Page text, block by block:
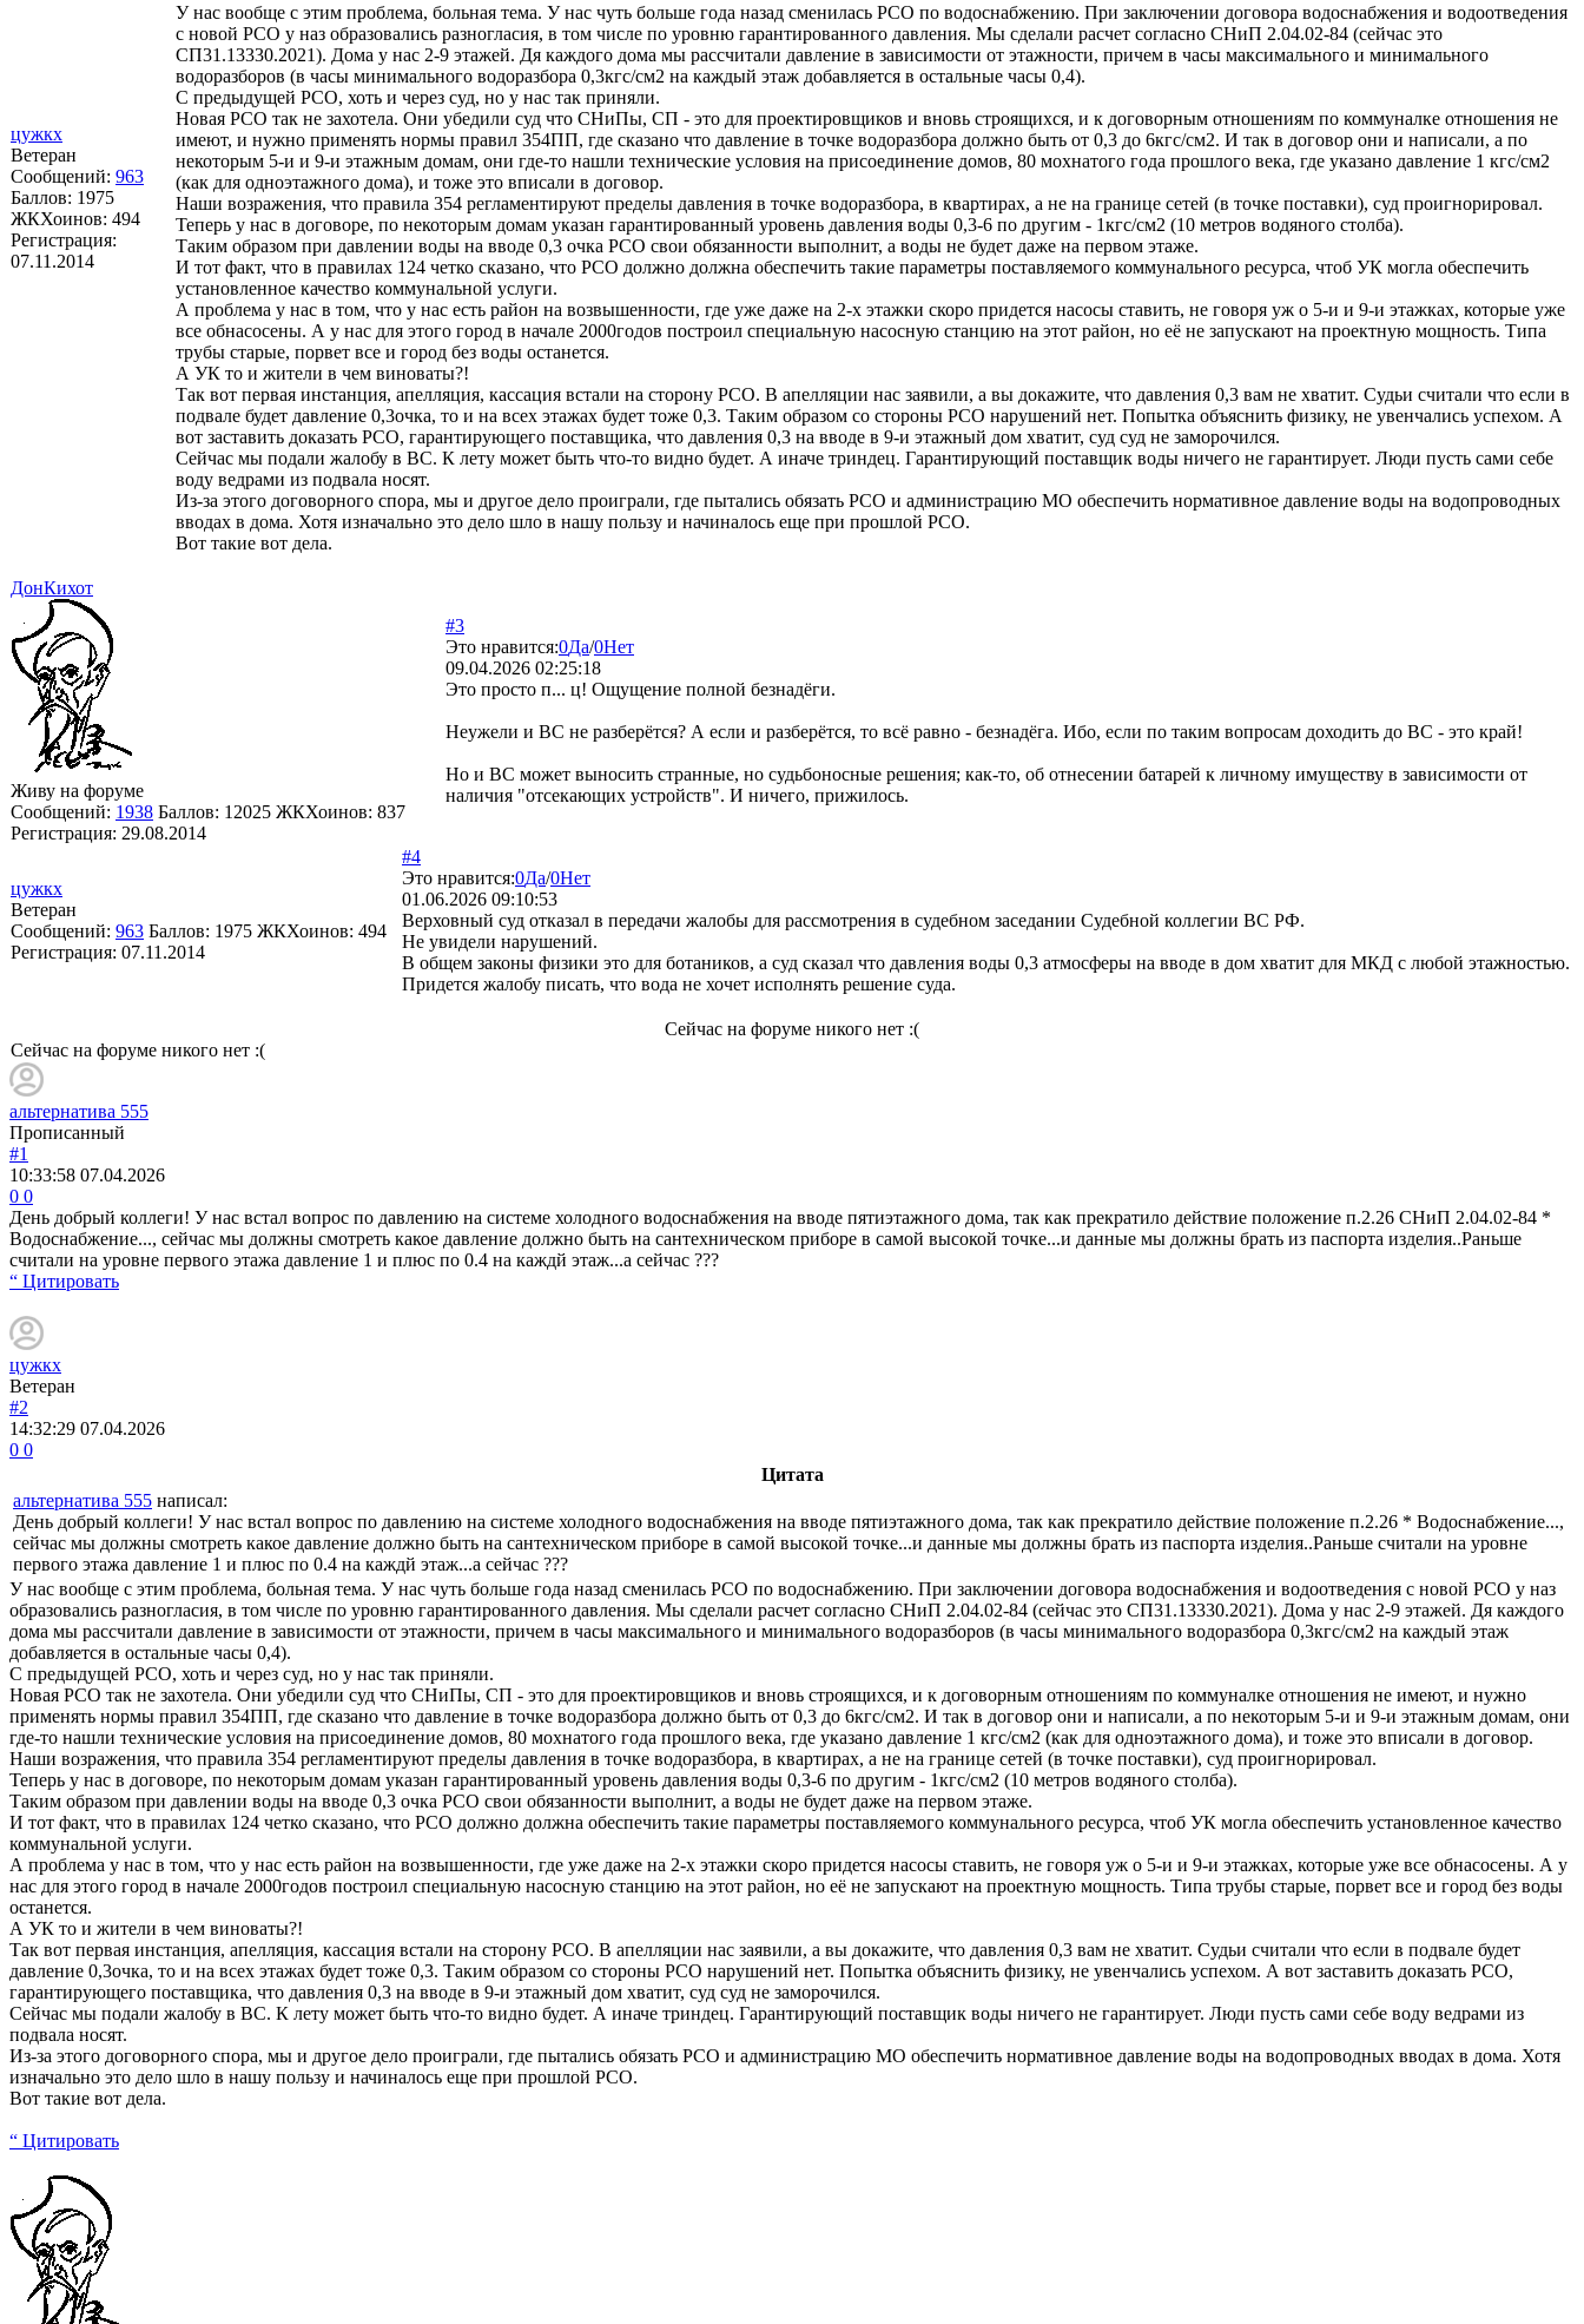
цужкх
Ветеран
Сообщений: 963
Баллов: 1975
ЖКХоинов: 494
Регистрация:
07.11.2014
У нас вообще с этим проблема, больная тема. У нас чуть больше года назад сменилась РСО по водоснабжению. При заключении договора водоснабжения и водоотведения
с новой РСО у наз образовались разногласия, в том числе по уровню гарантированного давления. Мы сделали расчет согласно СНиП 2.04.02-84 (сейчас это
СП31.13330.2021). Дома у нас 2-9 этажей. Дя каждого дома мы рассчитали давление в зависимости от этажности, причем в часы максимального и минимального
водоразборов (в часы минимального водоразбора 0,3кгс/см2 на каждый этаж добавляется в остальные часы 0,4).
С предыдущей РСО, хоть и через суд, но у нас так приняли.
Новая РСО так не захотела. Они убедили суд что СНиПы, СП - это для проектировщиков и вновь строящихся, и к договорным отношениям по коммуналке отношения не
имеют, и нужно применять нормы правил 354ПП, где сказано что давление в точке водоразбора должно быть от 0,3 до 6кгс/см2. И так в договор они и написали, а по
некоторым 5-и и 9-и этажным домам, они где-то нашли технические условия на присоединение домов, 80 мохнатого года прошлого века, где указано давление 1 кгс/см2
(как для одноэтажного дома), и тоже это вписали в договор.
Наши возражения, что правила 354 регламентируют пределы давления в точке водоразбора, в квартирах, а не на границе сетей (в точке поставки), суд проигнорировал.
Теперь у нас в договоре, по некоторым домам указан гарантированный уровень давления воды 0,3-6 по другим - 1кгс/см2 (10 метров водяного столба).
Таким образом при давлении воды на вводе 0,3 очка РСО свои обязанности выполнит, а воды не будет даже на первом этаже.
И тот факт, что в правилах 124 четко сказано, что РСО должно должна обеспечить такие параметры поставляемого коммунального ресурса, чтоб УК могла обеспечить
установленное качество коммунальной услуги.
А проблема у нас в том, что у нас есть район на возвышенности, где уже даже на 2-х этажки скоро придется насосы ставить, не говоря уж о 5-и и 9-и этажках, которые уже
все обнасосены. А у нас для этого город в начале 2000годов построил специальную насосную станцию на этот район, но её не запускают на проектную мощность. Типа
трубы старые, порвет все и город без воды останется.
А УК то и жители в чем виноваты?!
Так вот первая инстанция, апелляция, кассация встали на сторону РСО. В апелляции нас заявили, а вы докажите, что давления 0,3 вам не хватит. Судьи считали что если в
подвале будет давление 0,3очка, то и на всех этажах будет тоже 0,3. Таким образом со стороны РСО нарушений нет. Попытка объяснить физику, не увенчались успехом. А
вот заставить доказать РСО, гарантирующего поставщика, что давления 0,3 на вводе в 9-и этажный дом хватит, суд суд не заморочился.
Сейчас мы подали жалобу в ВС. К лету может быть что-то видно будет. А иначе триндец. Гарантирующий поставщик воды ничего не гарантирует. Люди пусть сами себе
воду ведрами из подвала носят.
Из-за этого договорного спора, мы и другое дело проиграли, где пытались обязать РСО и администрацию МО обеспечить нормативное давление воды на водопроводных
вводах в дома. Хотя изначально это дело шло в нашу пользу и начиналось еще при прошлой РСО.
Вот такие вот дела.
ДонКихот
Живу на форуме
Сообщений: 1938 Баллов: 12025 ЖКХоинов: 837
Регистрация: 29.08.2014
#3
Это нравится:0Да/0Нет
09.04.2026 02:25:18
Это просто п... ц! Ощущение полной безнадёги.
Неужели и ВС не разберётся? А если и разберётся, то всё равно - безнадёга. Ибо, если по таким вопросам доходить до ВС - это край!
Но и ВС может выносить странные, но судьбоносные решения; как-то, об отнесении батарей к личному имуществу в зависимости от
наличия "отсекающих устройств". И ничего, прижилось.
цужкх
Ветеран
Сообщений: 963 Баллов: 1975 ЖКХоинов: 494
Регистрация: 07.11.2014
#4
Это нравится:0Да/0Нет
01.06.2026 09:10:53
Верховный суд отказал в передачи жалобы для рассмотрения в судебном заседании Судебной коллегии ВС РФ.
Не увидели нарушений.
В общем законы физики это для ботаников, а суд сказал что давления воды 0,3 атмосферы на вводе в дом хватит для МКД с любой этажностью.
Придется жалобу писать, что вода не хочет исполнять решение суда.
Сейчас на форуме никого нет :(
Сейчас на форуме никого нет :(
альтернатива 555
Прописанный
#1
10:33:58 07.04.2026
0 0
День добрый коллеги! У нас встал вопрос по давлению на системе холодного водоснабжения на вводе пятиэтажного дома, так как прекратило действие положение п.2.26 СНиП 2.04.02-84 *
Водоснабжение..., сейчас мы должны смотреть какое давление должно быть на сантехническом приборе в самой высокой точке...и данные мы должны брать из паспорта изделия..Раньше
считали на уровне первого этажа давление 1 и плюс по 0.4 на каждй этаж...а сейчас ???
“ Цитировать
цужкх
Ветеран
#2
14:32:29 07.04.2026
0 0
Цитата
альтернатива 555 написал:
День добрый коллеги! У нас встал вопрос по давлению на системе холодного водоснабжения на вводе пятиэтажного дома, так как прекратило действие положение п.2.26 * Водоснабжение...,
сейчас мы должны смотреть какое давление должно быть на сантехническом приборе в самой высокой точке...и данные мы должны брать из паспорта изделия..Раньше считали на уровне
первого этажа давление 1 и плюс по 0.4 на каждй этаж...а сейчас ???
У нас вообще с этим проблема, больная тема. У нас чуть больше года назад сменилась РСО по водоснабжению. При заключении договора водоснабжения и водоотведения с новой РСО у наз
образовались разногласия, в том числе по уровню гарантированного давления. Мы сделали расчет согласно СНиП 2.04.02-84 (сейчас это СП31.13330.2021). Дома у нас 2-9 этажей. Дя каждого
дома мы рассчитали давление в зависимости от этажности, причем в часы максимального и минимального водоразборов (в часы минимального водоразбора 0,3кгс/см2 на каждый этаж
добавляется в остальные часы 0,4).
С предыдущей РСО, хоть и через суд, но у нас так приняли.
Новая РСО так не захотела. Они убедили суд что СНиПы, СП - это для проектировщиков и вновь строящихся, и к договорным отношениям по коммуналке отношения не имеют, и нужно
применять нормы правил 354ПП, где сказано что давление в точке водоразбора должно быть от 0,3 до 6кгс/см2. И так в договор они и написали, а по некоторым 5-и и 9-и этажным домам, они
где-то нашли технические условия на присоединение домов, 80 мохнатого года прошлого века, где указано давление 1 кгс/см2 (как для одноэтажного дома), и тоже это вписали в договор.
Наши возражения, что правила 354 регламентируют пределы давления в точке водоразбора, в квартирах, а не на границе сетей (в точке поставки), суд проигнорировал.
Теперь у нас в договоре, по некоторым домам указан гарантированный уровень давления воды 0,3-6 по другим - 1кгс/см2 (10 метров водяного столба).
Таким образом при давлении воды на вводе 0,3 очка РСО свои обязанности выполнит, а воды не будет даже на первом этаже.
И тот факт, что в правилах 124 четко сказано, что РСО должно должна обеспечить такие параметры поставляемого коммунального ресурса, чтоб УК могла обеспечить установленное качество
коммунальной услуги.
А проблема у нас в том, что у нас есть район на возвышенности, где уже даже на 2-х этажки скоро придется насосы ставить, не говоря уж о 5-и и 9-и этажках, которые уже все обнасосены. А у
нас для этого город в начале 2000годов построил специальную насосную станцию на этот район, но её не запускают на проектную мощность. Типа трубы старые, порвет все и город без воды
останется.
А УК то и жители в чем виноваты?!
Так вот первая инстанция, апелляция, кассация встали на сторону РСО. В апелляции нас заявили, а вы докажите, что давления 0,3 вам не хватит. Судьи считали что если в подвале будет
давление 0,3очка, то и на всех этажах будет тоже 0,3. Таким образом со стороны РСО нарушений нет. Попытка объяснить физику, не увенчались успехом. А вот заставить доказать РСО,
гарантирующего поставщика, что давления 0,3 на вводе в 9-и этажный дом хватит, суд суд не заморочился.
Сейчас мы подали жалобу в ВС. К лету может быть что-то видно будет. А иначе триндец. Гарантирующий поставщик воды ничего не гарантирует. Люди пусть сами себе воду ведрами из
подвала носят.
Из-за этого договорного спора, мы и другое дело проиграли, где пытались обязать РСО и администрацию МО обеспечить нормативное давление воды на водопроводных вводах в дома. Хотя
изначально это дело шло в нашу пользу и начиналось еще при прошлой РСО.
Вот такие вот дела.
“ Цитировать